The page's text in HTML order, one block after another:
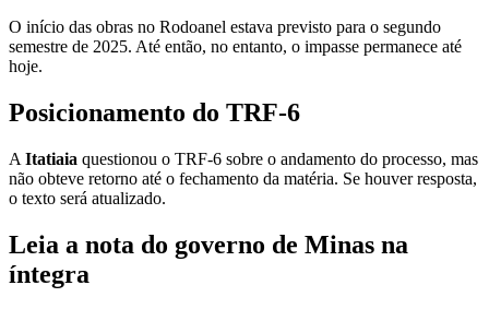
O início das obras no Rodoanel estava previsto para o segundo
semestre de 2025. Até então, no entanto, o impasse permanece até
hoje.
Posicionamento do TRF-6
A Itatiaia questionou o TRF-6 sobre o andamento do processo, mas
não obteve retorno até o fechamento da matéria. Se houver resposta,
o texto será atualizado.
Leia a nota do governo de Minas na
íntegra